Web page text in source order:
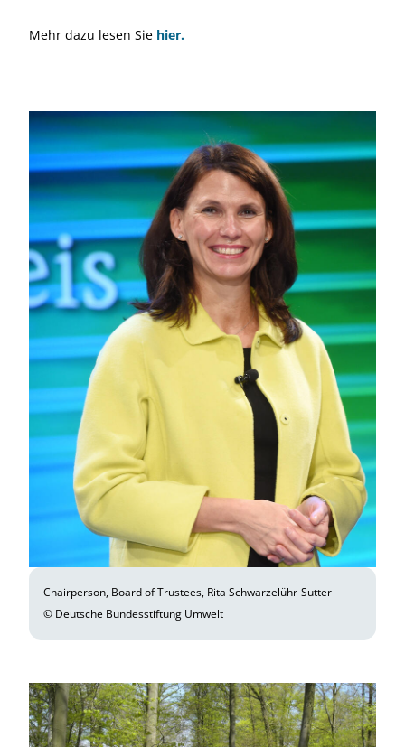
Mehr dazu lesen Sie hier.
Chairperson, Board of Trustees, Rita Schwarzelühr-Sutter
© Deutsche Bundesstiftung Umwelt